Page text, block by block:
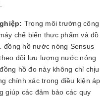
Trong môi trường công
chế biến thực phẩm và đồ
hồ nước nóng Sensus
dõi lưu lượng nước nóng
hồ đo này không chỉ chịu
chính xác trong điều kiện áp
giúp các đảm bảo các quy